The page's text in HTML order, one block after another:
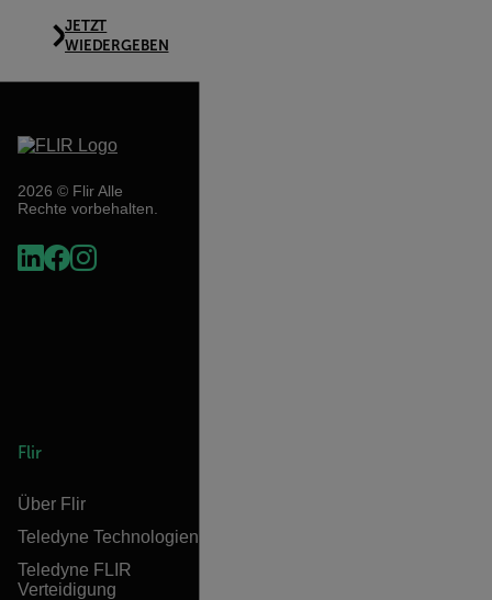
JETZT
WIEDERGEBEN
2026 © Flir Alle
Rechte vorbehalten.
Flir
Über Flir
Teledyne Technologien
Teledyne FLIR
Verteidigung